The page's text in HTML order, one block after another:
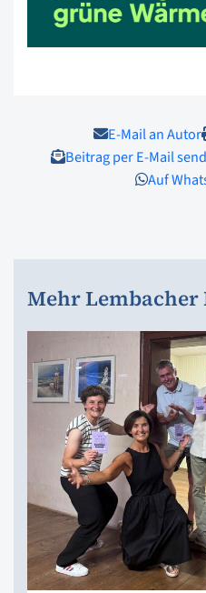
E-Mail an Autor
Beitrag per E-Mail
Auf
Mehr